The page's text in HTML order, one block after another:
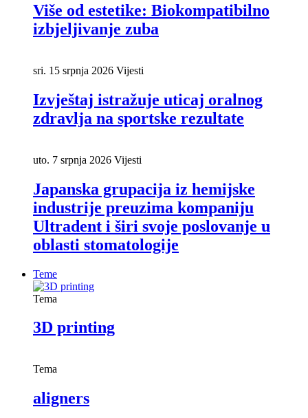
Više od estetike: Biokompatibilno
izbjeljivanje zuba
sri. 15 srpnja 2026 Vijesti
Izvještaj istražuje uticaj oralnog
zdravlja na sportske rezultate
uto. 7 srpnja 2026 Vijesti
Japanska grupacija iz hemijske
industrije preuzima kompaniju
Ultradent i širi svoje poslovanje u
oblasti stomatologije
Teme
Tema
3D printing
Tema
aligners